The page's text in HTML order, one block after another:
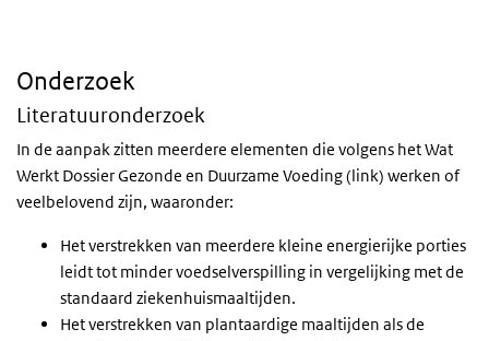
Onderzoek
Literatuuronderzoek
In de aanpak zitten meerdere elementen die volgens het Wat
Werkt Dossier Gezonde en Duurzame Voeding (link) werken of
veelbelovend zijn, waaronder:
Het verstrekken van meerdere kleine energierijke porties
leidt tot minder voedselverspilling in vergelijking met de
standaard ziekenhuismaaltijden.
Het verstrekken van plantaardige maaltijden als de